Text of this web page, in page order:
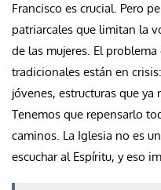
Francisco es crucial. Pero
patriarcales que limitan la
de las mujeres. El
tradicionales están en
jóvenes, estructuras que
Tenemos que repensarlo
caminos. La Iglesia no es
escuchar al Espíritu, y eso